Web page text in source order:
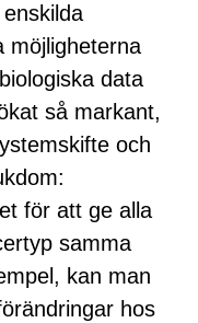
möjligheterna
data
så markant,
och
för att ge alla
samma
kan man
hos